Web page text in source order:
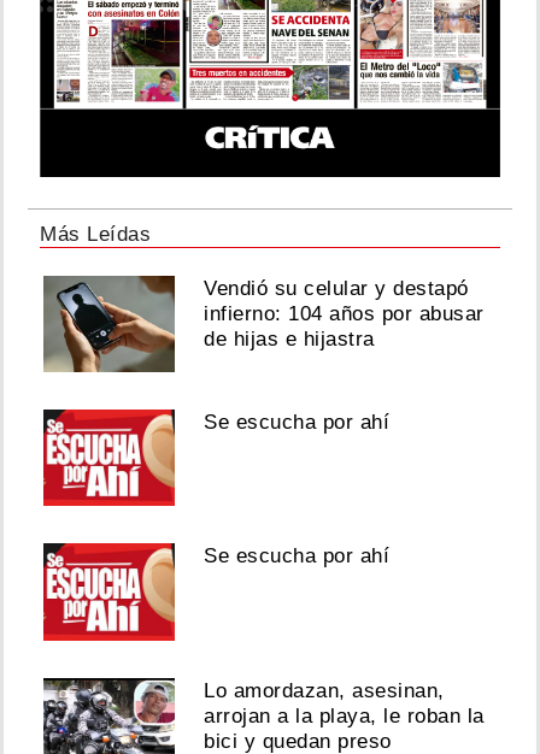
Más Leídas
Vendió su celular y destapó
infierno: 104 años por abusar
de hijas e hijastra
Se escucha por ahí
Se escucha por ahí
Lo amordazan, asesinan,
arrojan a la playa, le roban la
bici y quedan preso